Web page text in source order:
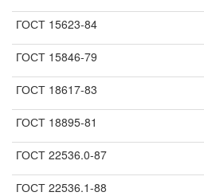
ГОСТ 15623-84
ГОСТ 15846-79
ГОСТ 18617-83
ГОСТ 18895-81
ГОСТ 22536.0-87
ГОСТ 22536.1-88